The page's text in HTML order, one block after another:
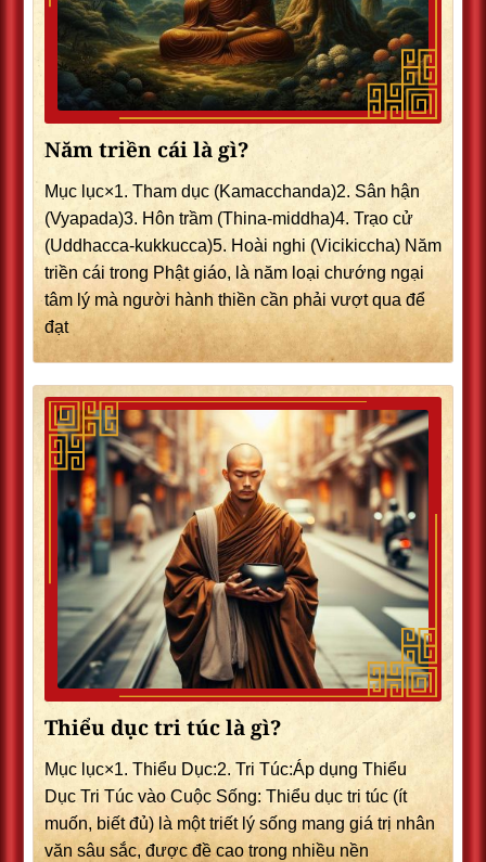
Năm triền cái là gì?
Mục lục×1. Tham dục (Kamacchanda)2. Sân hận
(Vyapada)3. Hôn trầm (Thina-middha)4. Trạo cử
(Uddhacca-kukkucca)5. Hoài nghi (Vicikiccha) Năm
triền cái trong Phật giáo, là năm loại chướng ngại
tâm lý mà người hành thiền cần phải vượt qua để
đạt
Thiểu dục tri túc là gì?
Mục lục×1. Thiểu Dục:2. Tri Túc:Áp dụng Thiểu
Dục Tri Túc vào Cuộc Sống: Thiểu dục tri túc (ít
muốn, biết đủ) là một triết lý sống mang giá trị nhân
văn sâu sắc, được đề cao trong nhiều nền